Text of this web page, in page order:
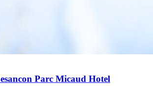
Parc Micaud Hotel